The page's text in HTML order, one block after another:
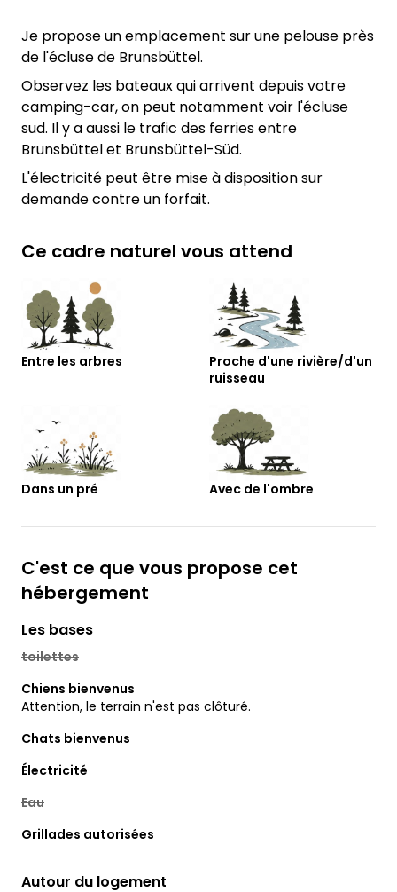
Je propose un emplacement sur une pelouse près
de l'écluse de Brunsbüttel.
Observez les bateaux qui arrivent depuis votre
camping-car, on peut notamment voir l'écluse
sud. Il y a aussi le trafic des ferries entre
Brunsbüttel et Brunsbüttel-Süd.
L'électricité peut être mise à disposition sur
demande contre un forfait.
Ce cadre naturel vous attend
Entre les arbres
Proche d'une rivière/d'un
ruisseau
Dans un pré Avec de l'ombre
C'est ce que vous propose cet
hébergement
Les bases
toilettes
Chiens bienvenus
Attention, le terrain n'est pas clôturé.
Chats bienvenus
Électricité
Eau
Grillades autorisées
Autour du logement